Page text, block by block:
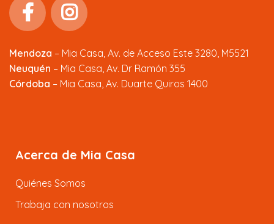
Mendoza – Mia Casa, Av. de Acceso Este 3280, M5521
Neuquén – Mia Casa, Av. Dr Ramón 355
Córdoba – Mia Casa, Av. Duarte Quiros 1400
Acerca de Mia Casa
Quiénes Somos
Trabaja con nosotros